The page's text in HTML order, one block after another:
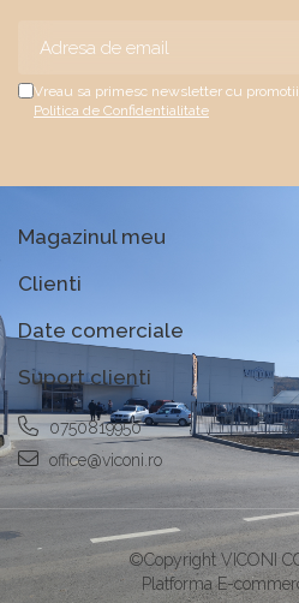
Vreau sa primesc newsletter cu
Politica de Confidentialitate
Magazinul meu
Clienti
Date comerciale
Suport clienti
0750819950
office@viconi.ro
©Copyright VICONI
Platforma E-